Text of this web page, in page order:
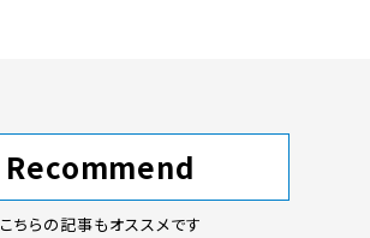
Recommend
こちらの記事もオススメです